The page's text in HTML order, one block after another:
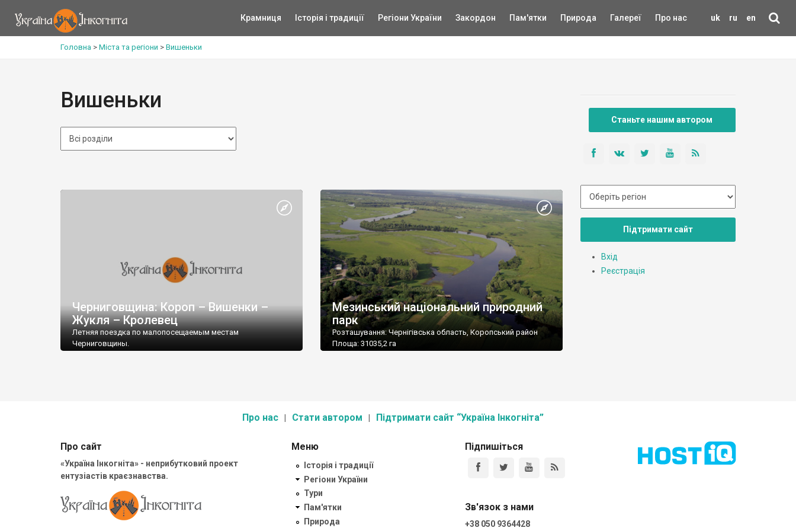
uk ru en
Крамниця Історія і традиції Регіони України Закордон Пам'ятки Природа Галереї Про нас
Головна > Міста та регіони > Вишеньки
Вишеньки
Черниговщина: Короп – Вишенки –
Жукля – Кролевец
Летняя поездка по малопосещаемым местам
Черниговщины.
Мезинський національний природний
парк
Розташування: Чернігівська область, Коропський район
Площа: 31035,2 га
Тел.: (04656) 3-57-37, факс: (04656) 3-57-03
Станьте нашим автором
Підтримати сайт
Вхід
Реєстрація
Про нас Стати автором Підтримати сайт “Україна Інкогніта”
Про сайт
«Україна Інкогніта» - неприбутковий проект
ентузіастів краєзнавства.
Меню
Історія і традиції
Регіони України
Тури
Пам'ятки
Природа
Підпишіться
Зв'язок з нами
+38 050 9364428